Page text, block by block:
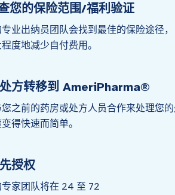
您的保险范围/福利验证
业出纳员团队会找到最佳的保险途径，
度地减少自付费用。
方转移到 AmeriPharma®
之前的药房或处方人员合作来处理您
得快速而简单。
授权
家团队将在 24 至 72